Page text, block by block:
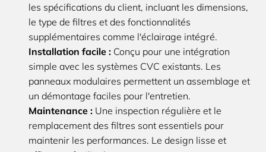
les spécifications du client, incluant les dimensions,
le type de filtres et des fonctionnalités
supplémentaires comme l'éclairage intégré.
Installation facile : Conçu pour une intégration
simple avec les systèmes CVC existants. Les
panneaux modulaires permettent un assemblage et
un démontage faciles pour l'entretien.
Maintenance : Une inspection régulière et le
remplacement des filtres sont essentiels pour
maintenir les performances. Le design lisse et